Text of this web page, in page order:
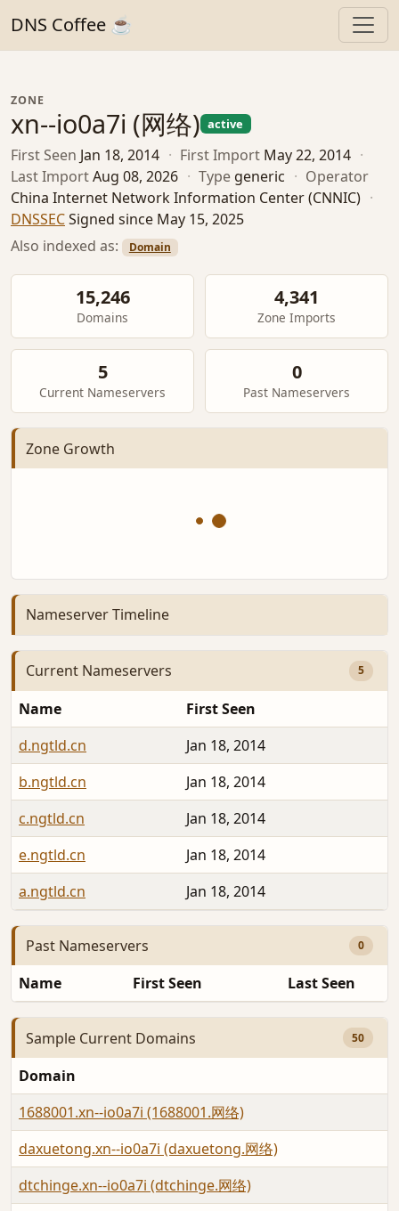
DNS Coffee ☕
ZONE
xn--io0a7i (网络) active
First Seen Jan 18, 2014 · First Import May 22, 2014 ·
Last ImportAug 08, 2026 · Type generic · Operator
China Internet Network Information Center (CNNIC) ·
DNSSECSigned since May 15, 2025
Also indexed as:
Domain
15,246
Domains
4,341
Zone Imports
5
Current Nameservers
0
Past Nameservers
Zone Growth
Nameserver Timeline
Current Nameservers 5
Name First Seen
d.ngtld.cn
Jan 18, 2014
b.ngtld.cn
Jan 18, 2014
c.ngtld.cn
Jan 18, 2014
e.ngtld.cn
Jan 18, 2014
a.ngtld.cn
Jan 18, 2014
Past Nameservers 0
Name First Seen Last Seen
Sample Current Domains 50
Domain
1688001.xn--io0a7i (1688001.网络)
daxuetong.xn--io0a7i (daxuetong.网络)
dtchinge.xn--io0a7i (dtchinge.网络)